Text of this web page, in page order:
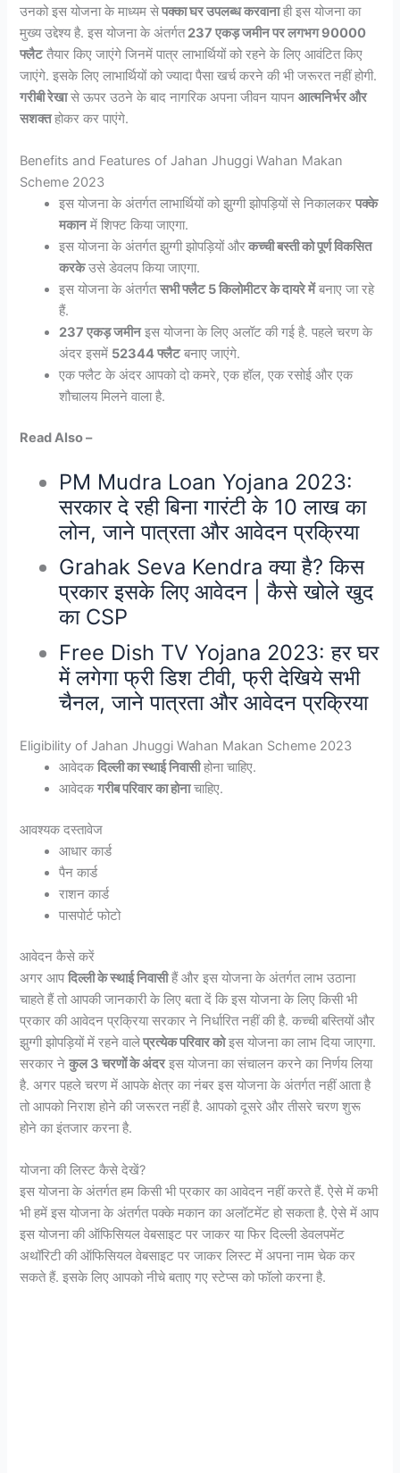
उनको इस योजना के माध्यम सेपक्का घर उपलब्ध करवानाही इस योजना का
मुख्य उद्देश्य है. इस योजना के अंतर्गत237 एकड़ जमीन पर लगभग 90000
फ्लैटतैयार किए जाएंगे जिनमें पात्र लाभार्थियों को रहने के लिए आवंटित किए
जाएंगे. इसके लिए लाभार्थियों को ज्यादा पैसा खर्च करने की भी जरूरत नहीं होगी.
गरीबी रेखासे ऊपर उठने के बाद नागरिक अपना जीवन यापनआत्मनिर्भर और
सशक्तहोकर कर पाएंगे.
Benefits and Features of Jahan Jhuggi Wahan Makan
Scheme 2023
इस योजना के अंतर्गत लाभार्थियों को झुग्गी झोपड़ियों से निकालकरपक्के
मकानमें शिफ्ट किया जाएगा.
इस योजना के अंतर्गत झुग्गी झोपड़ियों औरकच्ची बस्ती को पूर्ण विकसित
करकेउसे डेवलप किया जाएगा.
इस योजना के अंतर्गतसभी फ्लैट 5 किलोमीटर के दायरे मेंबनाए जा रहे
हैं.
237 एकड़ जमीनइस योजना के लिए अलॉट की गई है. पहले चरण के
अंदर इसमें 52344 फ्लैटबनाए जाएंगे.
एक फ्लैट के अंदर आपको दो कमरे, एक हॉल, एक रसोई और एक
शौचालय मिलने वाला है.
Read Also –
PM Mudra Loan Yojana 2023:
सरकार दे रही बिना गारंटी के 10 लाख का
लोन, जाने पात्रता और आवेदन प्रक्रिया
Grahak Seva Kendra क्या है? किस
प्रकार इसके लिए आवेदन | कैसे खोले खुद
का CSP
Free Dish TV Yojana 2023: हर घर
में लगेगा फ्री डिश टीवी, फ्री देखिये सभी
चैनल, जाने पात्रता और आवेदन प्रक्रिया
Eligibility of Jahan Jhuggi Wahan Makan Scheme 2023
आवेदकदिल्ली का स्थाई निवासीहोना चाहिए.
आवेदकगरीब परिवार का होनाचाहिए.
आवश्यक दस्तावेज
आधार कार्ड
पैन कार्ड
राशन कार्ड
पासपोर्ट फोटो
आवेदन कैसे करें
अगर आपदिल्ली के स्थाई निवासीहैं और इस योजना के अंतर्गत लाभ उठाना
चाहते हैं तो आपकी जानकारी के लिए बता दें कि इस योजना के लिए किसी भी
प्रकार की आवेदन प्रक्रिया सरकार ने निर्धारित नहीं की है. कच्ची बस्तियों और
झुग्गी झोपड़ियों में रहने वालेप्रत्येक परिवार कोइस योजना का लाभ दिया जाएगा.
सरकार नेकुल 3 चरणों के अंदरइस योजना का संचालन करने का निर्णय लिया
है. अगर पहले चरण में आपके क्षेत्र का नंबर इस योजना के अंतर्गत नहीं आता है
तो आपको निराश होने की जरूरत नहीं है. आपको दूसरे और तीसरे चरण शुरू
होने का इंतजार करना है.
योजना की लिस्ट कैसे देखें?
इस योजना के अंतर्गत हम किसी भी प्रकार का आवेदन नहीं करते हैं. ऐसे में कभी
भी हमें इस योजना के अंतर्गत पक्के मकान का अलॉटमेंट हो सकता है. ऐसे में आप
इस योजना की ऑफिसियल वेबसाइट पर जाकर या फिर दिल्ली डेवलपमेंट
अथॉरिटी की ऑफिसियल वेबसाइट पर जाकर लिस्ट में अपना नाम चेक कर
सकते हैं. इसके लिए आपको नीचे बताए गए स्टेप्स को फॉलो करना है.